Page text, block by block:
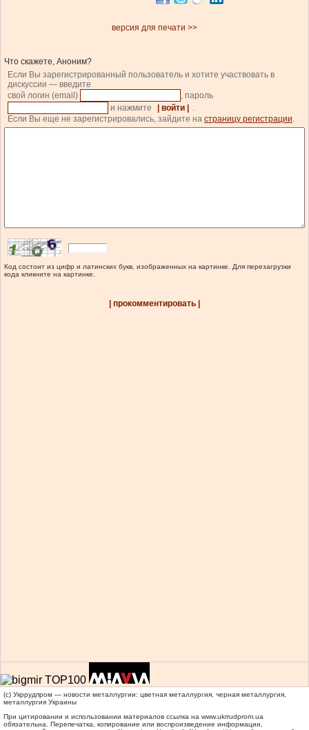
версия для печати >>
Что скажете, Аноним?
Если Вы зарегистрированный пользователь и хотите участвовать в
дискуссии — введите
свой логин (email)
, пароль
и нажмите
| войти |
.
Если Вы еще не зарегистрировались, зайдите на страницу регистрации.
Код состоит из цифр и латинских букв, изображенных на картинке. Для перезагрузки
кода кликните на картинке.
| прокомментировать |
(c) Укррудпром — новости металлургии: цветная металлургия, черная металлургия,
металлургия Украины
При цитировании и использовании материалов ссылка на www.ukrrudprom.ua
обязательна. Перепечатка, копирование или воспроизведение информации,